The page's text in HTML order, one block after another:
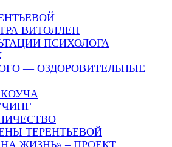
ВИТОЛЛЕН
ПСИХОЛОГА
— ОЗДОРОВИТЕЛЬНЫЕ
ТЕРЕНТЬЕВОЙ
ЖИЗНЬ» – ПРОЕКТ